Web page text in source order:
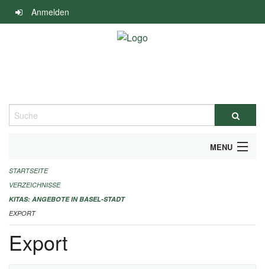
Navigation
überspringen
Anmelden
Suche
MENU
ALLGEMEINE INFORMATIONEN
IMPRESSUM
STARTSEITE
VERZEICHNISSE
KITAS: ANGEBOTE IN BASEL-STADT
EXPORT
Export